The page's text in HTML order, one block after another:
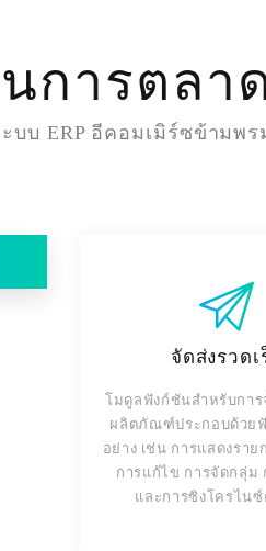
การตล
ะบบ ERP อีคอมเมิร์ซข้ามพ
จัดส่งรวดเ
โมดูลฟังก์ชันสำหรับกา
ผลิตภัณฑ์ประกอบด้วย
อย่าง เช่น การแสดงรา
การแก้ไข การจัดกลุ่ม
และการซิงโครไนซ์